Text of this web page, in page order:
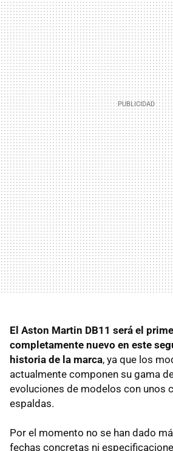
El Aston Martin DB11 será el
completamente nuevo en este
historia de la marca, ya que los
actualmente componen su gama
evoluciones de modelos con unos
espaldas.
Por el momento no se han dado
fechas concretas ni